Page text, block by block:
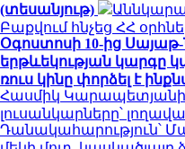
(տեսանյութ)
Բաքվում հնչեց ՀՀ
Օգոստոսի 10-ից
երթևեկության կարգը
ռուս կինը փորձել է
Հասմիկ
լուսանկարները՝
Դանակահարություն՝